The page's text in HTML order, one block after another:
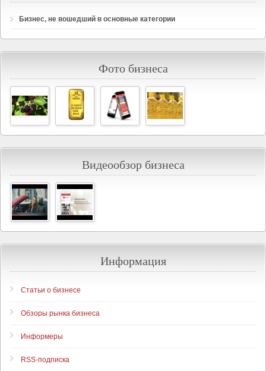
Бизнес, не вошедший в основные категории
Фото бизнеса
Видеообзор бизнеса
Информация
Статьи о бизнесе
Обзоры рынка бизнеса
Информеры
RSS-подписка